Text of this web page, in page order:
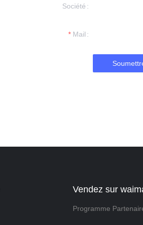
Société
Mail
Vendez sur
Programme